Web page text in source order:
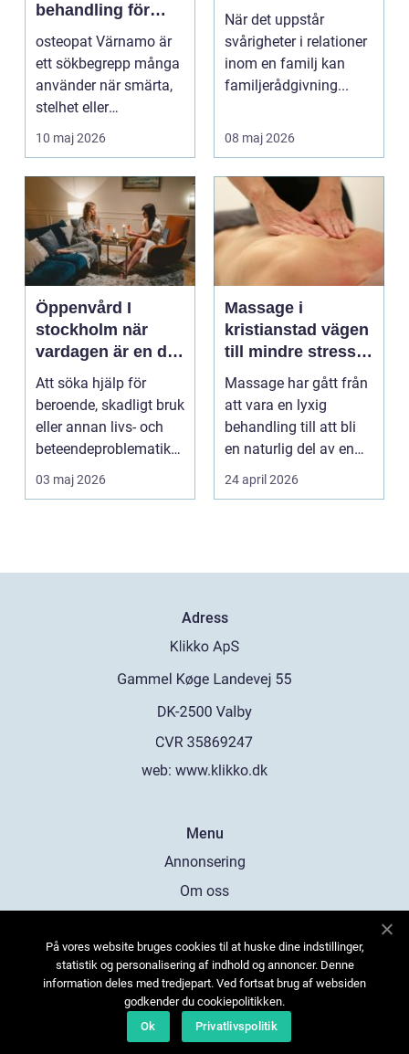
behandling för
minskad smärta
och Ökad rörlighet
osteopat Värnamo är
ett sökbegrepp många
använder när smärta,
stelhet eller
återkommande värk
börjar...
10 maj 2026
När det uppstår
svårigheter i relationer
inom en familj kan
familjerådgivning...
08 maj 2026
Öppenvård I
stockholm när
vardagen är en del
av behandlingen
Att söka hjälp för
beroende, skadligt bruk
eller annan livs- och
beteendeproblematik
är ett stort st...
03 maj 2026
Massage i
kristianstad vägen
till mindre stress
och mer energi i
vardagen
Massage har gått från
att vara en lyxig
behandling till att bli
en naturlig del av en
hållbar livsst...
24 april 2026
Adress
web: www.klikko.dk
Menu
Annonsering
Om oss
Kontakta oss
Sitemap
På vores website bruges cookies til at huske dine indstillinger,
statistik og personalisering af indhold og annoncer. Denne
information deles med tredjepart. Ved fortsat brug af websiden
godkender du cookiepolitikken.
Ok
Privatlivspolitik